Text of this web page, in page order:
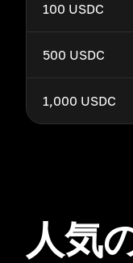
100 USDC
500 USDC
1,000 USDC
人気